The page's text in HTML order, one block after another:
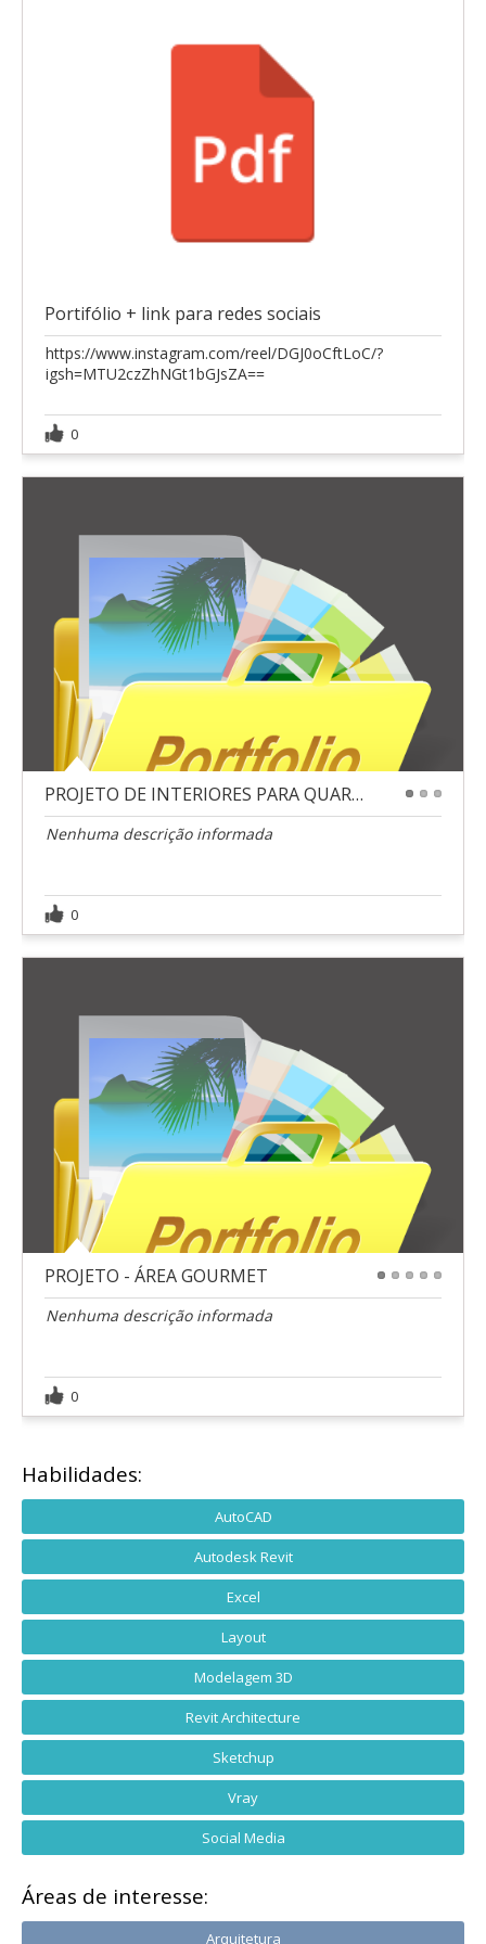
Portifólio + link para redes sociais
https://www.instagram.com/reel/DGJ0oCftLoC/?
igsh=MTU2czZhNGt1bGJsZA==
0
PROJETO DE INTERIORES PARA QUARTO INFANTIL
Nenhuma descrição informada
0
PROJETO - ÁREA GOURMET
Nenhuma descrição informada
0
Habilidades:
AutoCAD
Autodesk Revit
Excel
Layout
Modelagem 3D
Revit Architecture
Sketchup
Vray
Social Media
Áreas de interesse:
Arquitetura